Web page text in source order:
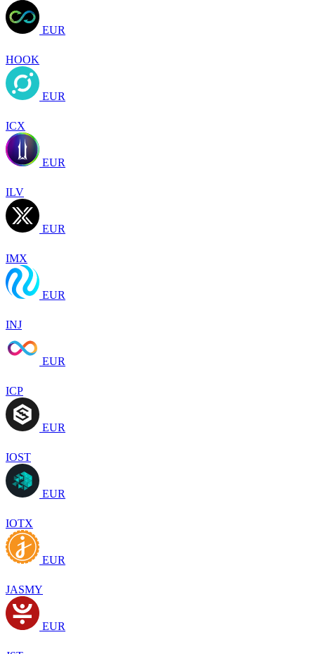
EUR
HOOK
EUR
ICX
EUR
ILV
EUR
IMX
EUR
INJ
EUR
ICP
EUR
IOST
EUR
IOTX
EUR
JASMY
EUR